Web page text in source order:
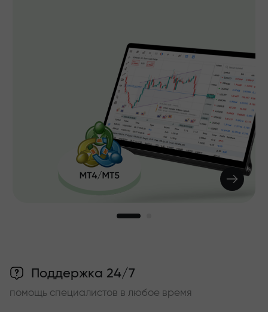
Поддержка 24/7
помощь специалистов в любое время